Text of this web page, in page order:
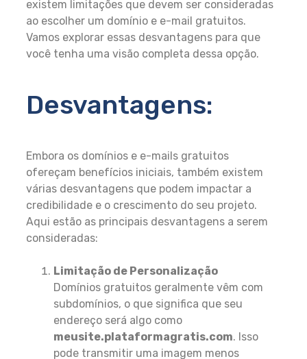
existem limitações que devem ser consideradas
ao escolher um domínio e e-mail gratuitos.
Vamos explorar essas desvantagens para que
você tenha uma visão completa dessa opção.
Desvantagens:
Embora os domínios e e-mails gratuitos
ofereçam benefícios iniciais, também existem
várias desvantagens que podem impactar a
credibilidade e o crescimento do seu projeto.
Aqui estão as principais desvantagens a serem
consideradas:
Limitação de Personalização
Domínios gratuitos geralmente vêm com
subdomínios, o que significa que seu
endereço será algo como
meusite.plataformagratis.com. Isso
pode transmitir uma imagem menos